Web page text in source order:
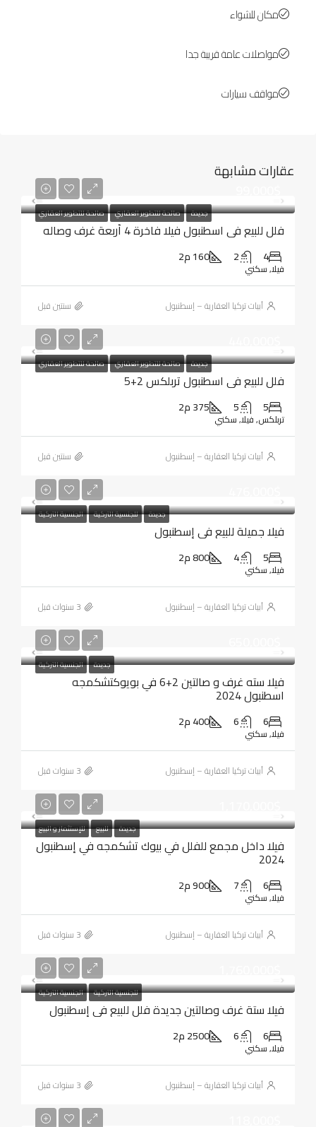
مكان للشواء
مواصلات عامة قريبة جدا
مواقف سيارات
عقارات مشابهة
جديدة صالحة للتطوير العقاري صالحة للتطوير العقاري
فلل للبيع في اسطنبول فيلا فاخرة 4 أربعة غرف وصاله
4
2 160 م2
فيلا, سكني
أبيات تركيا العقارية – إسطنبول ‏سنتين قبل
جديدة صالحة للتطوير العقاري صالحة للتطوير العقاري
فلل للبيع في اسطنبول تربلكس 2+5
5
5 375 م2
تربلكس, فيلا, سكني
أبيات تركيا العقارية – إسطنبول ‏سنتين قبل
جديدة للجنسية التركية الجنسية التركية
فيلا جميلة للبيع في إسطنبول
5
4 800 م2
فيلا, سكني
أبيات تركيا العقارية – إسطنبول
جديدة الجنسية التركية
فيلا سته غرف و صالتين 2+6 في بويوكتشكمجه
اسطنبول 2024
6
6 400 م2
فيلا, سكني
أبيات تركيا العقارية – إسطنبول
جديدة للبيع للإستثمار و البيع
فيلا داخل مجمع للفلل في بيوك تشكمجه في إسطنبول
2024
6
7 900 م2
فيلا, سكني
أبيات تركيا العقارية – إسطنبول
للجنسية التركية الجنسية التركية
فيلا ستة غرف وصالتين جديدة فلل للبيع في إسطنبول
6
6 2500 م2
فيلا, سكني
أبيات تركيا العقارية – إسطنبول